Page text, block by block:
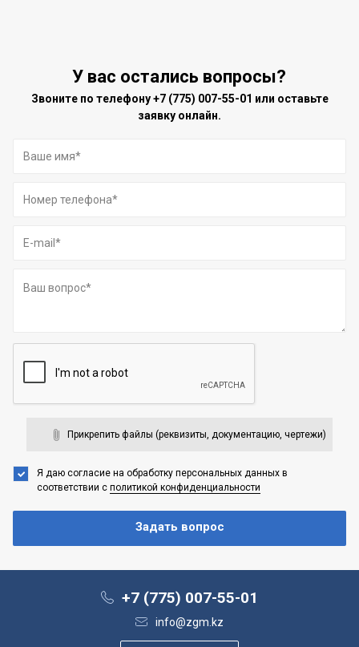
У вас остались вопросы?
Звоните по телефону+7 (775) 007-55-01 или оставьте
заявку онлайн.
Прикрепить файлы (реквизиты, документацию, чертежи)
Я даю согласие на обработку персональных данных в
соответствии с политикой конфиденциальности
+7 (775) 007-55-01
info@zgm.kz